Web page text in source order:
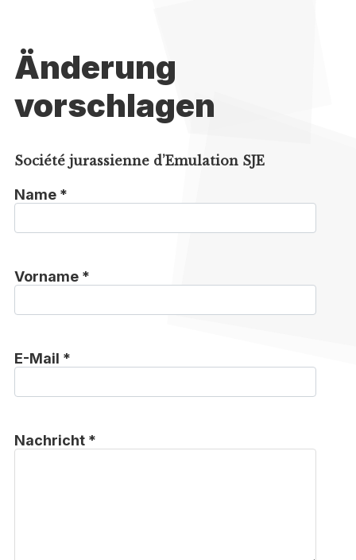
Änderung
vorschlagen
Société jurassienne d’Emulation SJE
Name *
Vorname *
E-Mail *
Nachricht *